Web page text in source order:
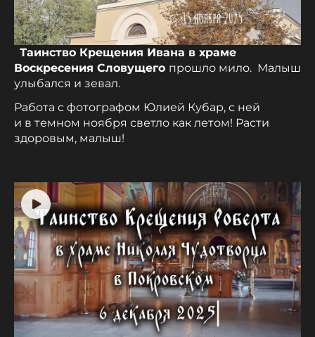
Таинство Крещения Ивана в храме
Воскресения Словущего прошло мило. Малыш
улыбался и зевал.
Работа с фотографом Юлией Кубар, с ней
и в темном ноября светло как летом! Расти
здоровым, малыш!